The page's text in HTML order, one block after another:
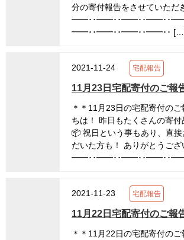
分の寄付報告をさせていた
━━･･━━･･━━･･━━･･━━
━━･･━━･･━━･･━━･･
2021-11-24 宅配報告
11月23日宅配寄付のご報
＊＊11月23日の宅配寄付の
ちは！ 昨日もたくさんの寄
📦 祝日という事もあり、直
だいた方も！ ありがとうご
━━･･━━･･━━･･━━･･━━
2021-11-23 宅配報告
11月22日宅配寄付のご報
＊＊11月22日の宅配寄付の